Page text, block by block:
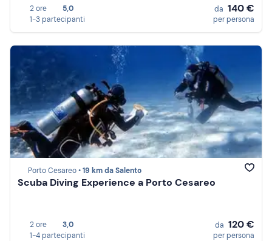
2 ore
5,0
1-3 partecipanti
da 140 €
per persona
Porto Cesareo •19 km da Salento
Scuba Diving Experience a Porto Cesareo
2 ore
3,0
1-4 partecipanti
da 120 €
per persona